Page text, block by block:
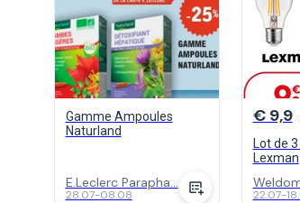
Gamme Ampoules
Naturland
E.Leclerc Parapha...
28.07-08.08
€ 9,9
Lot de
Lexman
22.07-